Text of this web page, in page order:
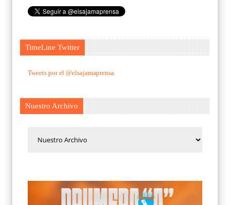
TimeLine Twitter
Tweets por el @elsajamaprensa.
Nuestro Archivo